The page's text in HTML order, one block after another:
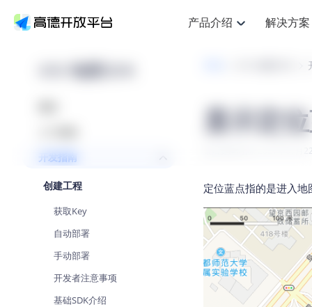
产品介绍
产品介绍
鸿蒙星河版定位SDK
基于LBS的定位服务
地理/逆地理编码
位置名称与经纬度之间转换服务
JS Android iOS
地理围栏
虚拟空间围栏服务
Android
解决方案
解决方案
提供智能守护与运动出行解决方
智能眼镜实时导航及智慧出行解
世界地图 NEW
智能两轮车 NEW
合规精确的两轮车场景导航
手机银行 NEW
提供手机银行APP地图应用
文档与支持
Web高级服务API
定价
自定义地图
认证开发商
iOS 地图SDK
开发指南
创建工程
获取Key
自动部署
手动部署
开发者注意事项
基础SDK介绍
显示定
最后更新时间: 2021年01月
定位蓝点指的是进入